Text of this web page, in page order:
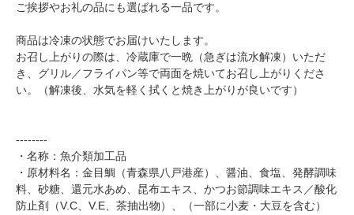
ご挨拶やお礼の品にも選ばれる一品です。
商品は冷凍の状態でお届けいたします。
お召し上がりの際は、冷蔵庫で一晩（急ぎは流水解凍）いただ
き、グリル／フライパン等で両面を焼いてお召し上がりくださ
い。（解凍後、水気を軽く拭くと焼き上がりが良いです）
--------
・名称：魚介類加工品
・原材料名：金目鯛（青森県八戸港産）、醤油、食塩、発酵調味
料、砂糖、還元水あめ、昆布エキス、かつお節調味エキス／酸化
防止剤（V.C、V.E、茶抽出物）、（一部に小麦・大豆を含む）